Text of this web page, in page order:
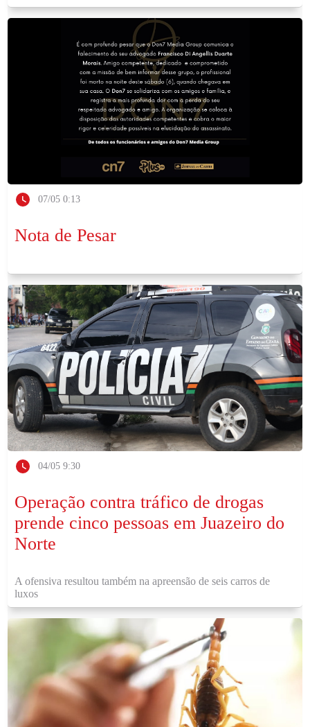
07/05 0:13
Nota de Pesar
04/05 9:30
Operação contra tráfico de drogas
prende cinco pessoas em Juazeiro do
Norte
A ofensiva resultou também na apreensão de seis carros de
luxos